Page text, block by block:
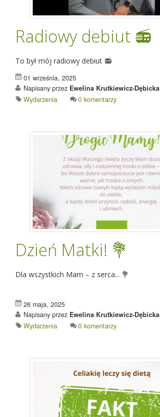
Radiowy debiut 📻
To był mój radiowy debiut 📻
01 września, 2025
Napisany przez Ewelina Krutkiewicz-Dębicka
Wydarzenia
0 komentarzy
Dzień Matki! 💐
Dla wszystkich Mam – z serca... 💐
26 maja, 2025
Napisany przez Ewelina Krutkiewicz-Dębicka
Wydarzenia
0 komentarzy